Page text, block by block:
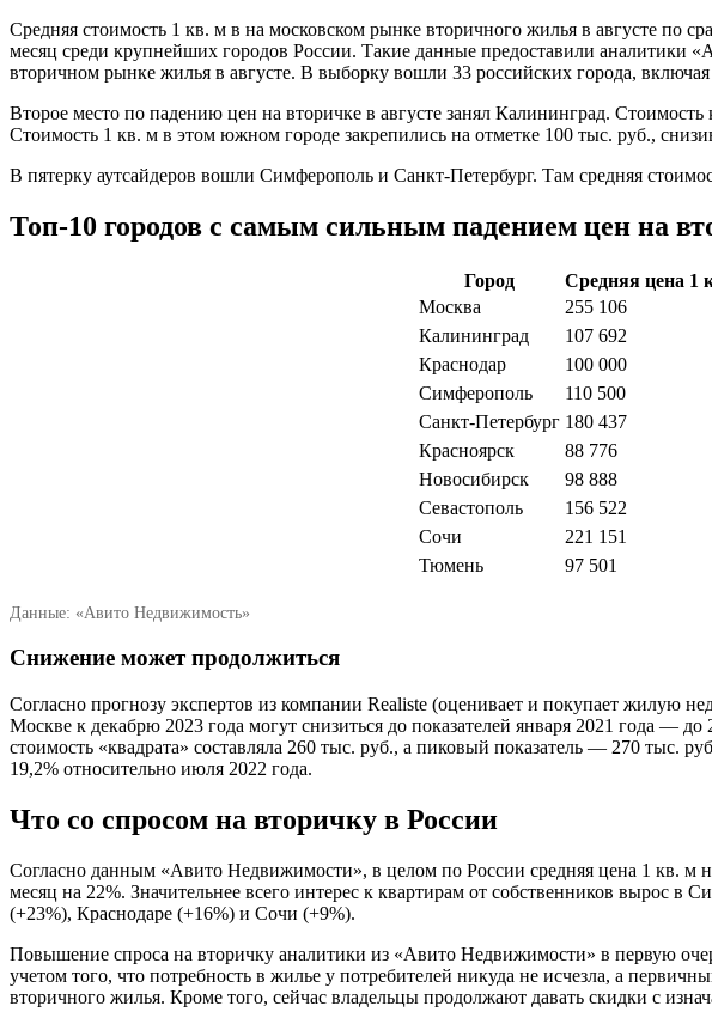
Средняя стоимость 1 кв. м в на московском рынке вторичного жилья в августе по
месяц среди крупнейших городов России. Такие данные предоставили
вторичном рынке жилья в августе. В выборку вошли 33 российских города,
Второе место по падению цен на вторичке в августе занял Калининград.
Стоимость 1 кв. м в этом южном городе закрепились на отметке 100 тыс. руб.,
В пятерку аутсайдеров вошли Симферополь и Санкт-Петербург. Там средняя
Топ-10 городов с самым сильным падением цен на
Город Средняя цена 1
Москва
255 106
Калининград
107 692
Краснодар
100 000
Симферополь
110 500
Санкт-Петербург 180 437
Красноярск
88 776
Новосибирск
98 888
Севастополь
156 522
Сочи
221 151
Тюмень
97 501
Данные: «Авито Недвижимость»
Снижение может продолжиться
Согласно прогнозу экспертов из компании Realiste (оценивает и покупает жилую
Москве к декабрю 2023 года могут снизиться до показателей января 2021 года —
стоимость «квадрата» составляла 260 тыс. руб., а пиковый показатель — 270 тыс.
19,2% относительно июля 2022 года.
Что со спросом на вторичку в России
Согласно данным «Авито Недвижимости», в целом по России средняя цена 1 кв. м
месяц на 22%. Значительнее всего интерес к квартирам от собственников вырос
(+23%), Краснодаре (+16%) и Сочи (+9%).
Повышение спроса на вторичку аналитики из «Авито Недвижимости» в первую
учетом того, что потребность в жилье у потребителей никуда не исчезла, а
вторичного жилья. Кроме того, сейчас владельцы продолжают давать скидки с